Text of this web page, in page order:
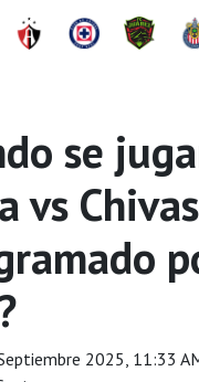
se
vs Chivas
2025, 11:33